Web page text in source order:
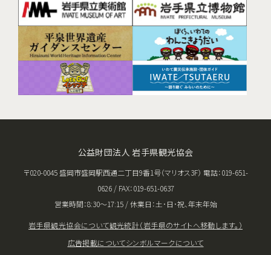
公益財団法人 岩手県観光協会
〒020-0045 盛岡市盛岡駅西通二丁目9番1号（マリオス3F） 電話：019-651-
0626 / FAX：019-651-0637
営業時間：8:30〜17:15 / 休業日：土･日･祝、年末年始
岩手県観光協会について観光統計（岩手県のサイトへ移動します。）
広告掲載についてシンボルマークについて